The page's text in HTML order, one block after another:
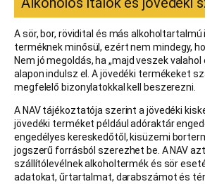
A sör, bor, rövidital és más alkoholtartalmú
terméknek minősül, ezért nem mindegy,
Nem jó megoldás, ha „majd veszek
alapon indulsz el. A jövedéki termékeket
megfelelő bizonylatokkal kell beszerezni.
A NAV tájékoztatója szerint a jövedéki
jövedéki terméket például adóraktár
engedélyes kereskedőtől, kisüzemi
jogszerű forrásból szerezhet be. A NAV
szállítólevélnek alkoholtermék és sör
adatokat, űrtartalmat, darabszámot és